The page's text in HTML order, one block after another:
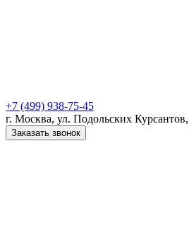
+7 (499) 938-75-45
г. Москва, ул. Подольских
Заказать звонок